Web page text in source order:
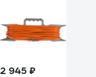
2 945 ₽